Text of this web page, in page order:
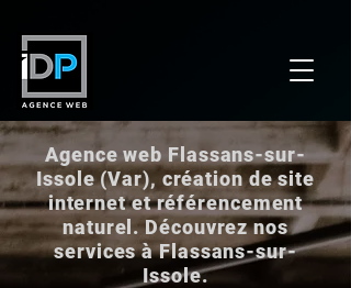
Agence web Flassans-sur-
Issole (Var), création de site
internet et référencement
naturel. Découvrez nos
services à Flassans-sur-
Issole.